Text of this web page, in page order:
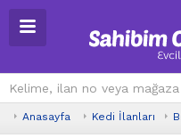
Anasayfa Kedi İlanları